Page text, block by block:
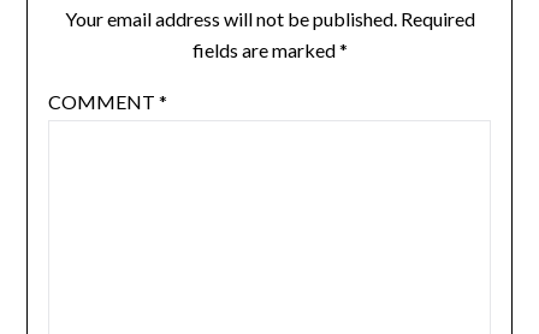
Your email address will not be published. Required
fields are marked*
COMMENT *